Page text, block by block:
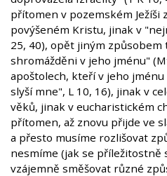
přítomen v pozemském Ježíši
povýšeném Kristu, jinak v
25, 40), opět jiným
shromážděni v jeho jménu"
apoštolech, kteří v jeho jménu
slyší mne", L 10, 16), jinak v
věků, jinak v eucharistickém
přítomen, až znovu přijde ve
a přesto musíme rozlišovat
nesmíme (jak se příležitostně
vzájemně směšovat různé